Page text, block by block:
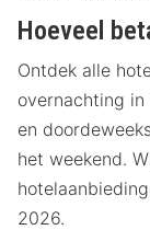
Hoeveel
Ontdek alle
overnachting in
en
het weekend.
2026.